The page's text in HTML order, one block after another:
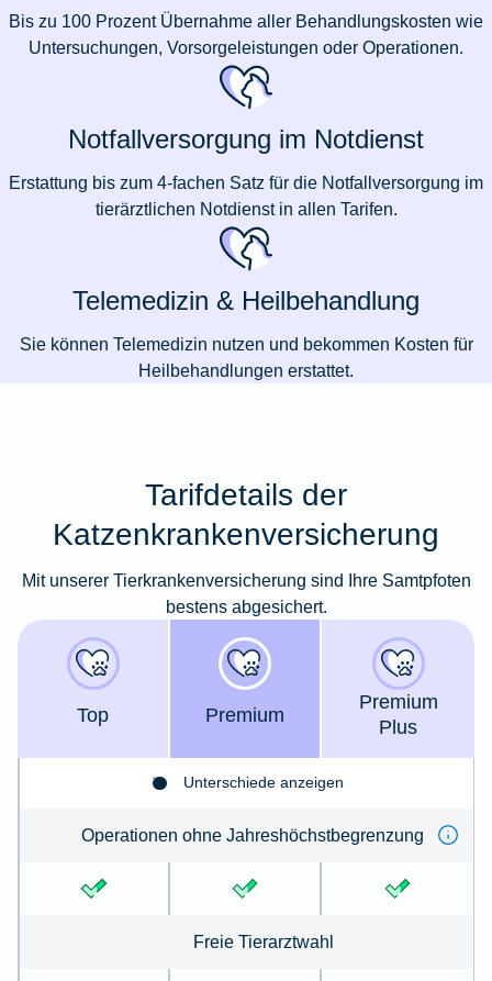
Bis zu 100 Prozent Übernahme aller Behandlungskosten wie
Untersuchungen, Vorsorgeleistungen oder Operationen.
Notfallversorgung im Notdienst
Erstattung bis zum 4-fachen Satz für die Notfallversorgung im
tierärztlichen Notdienst in allen Tarifen.
Telemedizin & Heilbehandlung
Sie können Telemedizin nutzen und bekommen Kosten für
Heilbehandlungen erstattet.
Tarifdetails der
Katzenkrankenversicherung
Mit unserer Tierkrankenversicherung sind Ihre Samtpfoten
bestens abgesichert.
Top Premium
Premium
Plus
Unterschiede anzeigen
Operationen ohne Jahreshöchstbegrenzung
Freie Tierarztwahl